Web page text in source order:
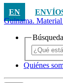
EN
Guinama.
Quiénes